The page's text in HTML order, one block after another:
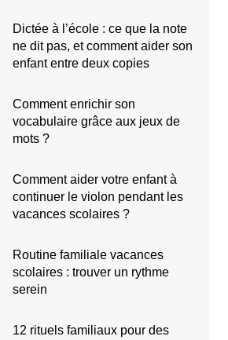
Dictée à l’école : ce que la note
ne dit pas, et comment aider son
enfant entre deux copies
Comment enrichir son
vocabulaire grâce aux jeux de
mots ?
Comment aider votre enfant à
continuer le violon pendant les
vacances scolaires ?
Routine familiale vacances
scolaires : trouver un rythme
serein
12 rituels familiaux pour des